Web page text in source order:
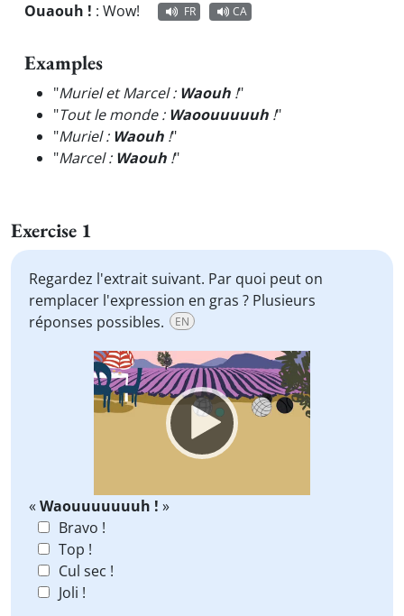
Ouaouh ! : Wow! FR CA
Examples
"Muriel et Marcel : Waouh !"
"Tout le monde : Waoouuuuuh !"
"Muriel : Waouh !"
"Marcel : Waouh !"
Exercise 1
Regardez l'extrait suivant. Par quoi peut on
remplacer l'expression en gras ? Plusieurs
réponses possibles.
EN
Video
Player
«Waouuuuuuuh ! »
Bravo !
Top !
Cul sec !
Joli !